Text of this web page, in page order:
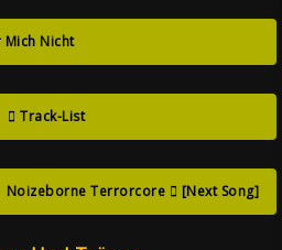
, Song
Goth
Mich Nicht
Track-List
Noizeborne Terrorcore [Next Song]